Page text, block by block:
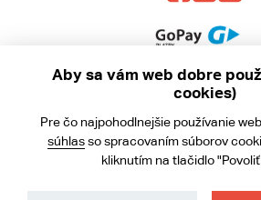
Obchodné
Ochrana osobných
Aby sa vám web dobre
cookies)
Pre čo najpohodlnejšie používanie
súhlasso spracovaním súborov
kliknutím na tlačidlo "Povoliť